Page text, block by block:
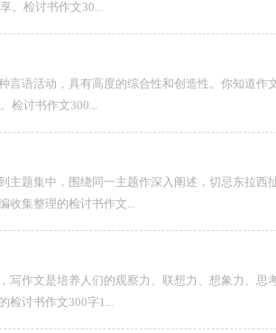
。检讨书作文30...
言语活动，具有高度的综合性和创造性。你知道作
检讨书作文300...
题集中，围绕同一主题作深入阐述，切忌东拉西
收集整理的检讨书作文...
作文是培养人们的观察力、联想力、想象力、思
检讨书作文300字1...